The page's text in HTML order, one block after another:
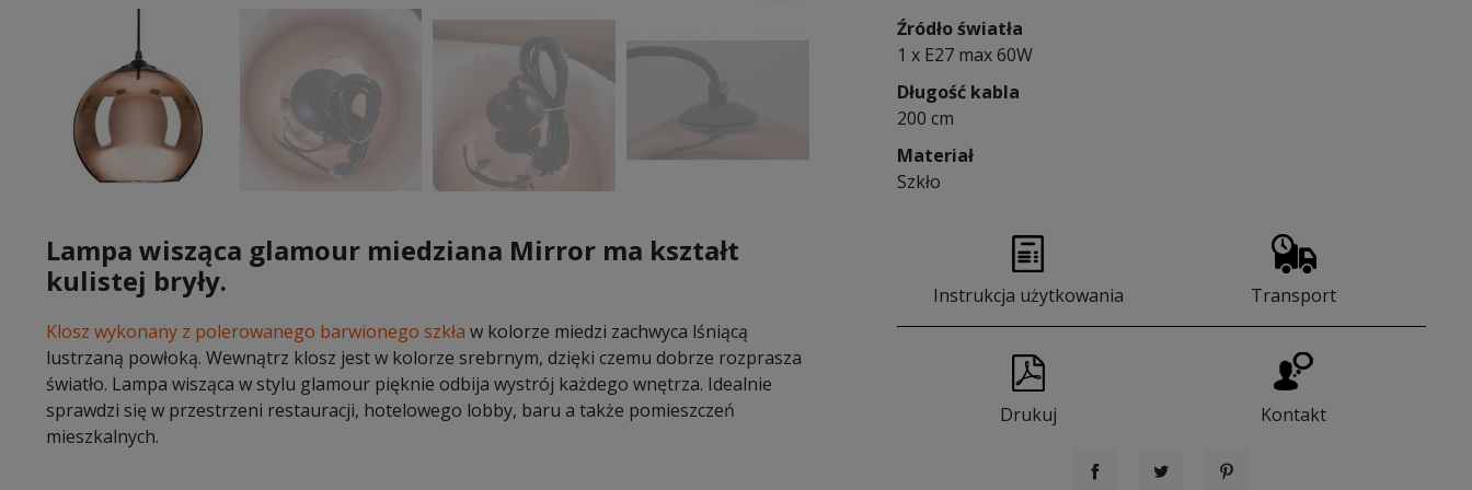
Lampa wisząca glamour miedziana Mirror ma kształt
kulistej bryły.
Klosz wykonany z polerowanego barwionego szkła w kolorze miedzi zachwyca lśniącą
lustrzaną powłoką. Wewnątrz klosz jest w kolorze srebrnym, dzięki czemu dobrze rozprasza
światło. Lampa wisząca w stylu glamour pięknie odbija wystrój każdego wnętrza. Idealnie
sprawdzi się w przestrzeni restauracji, hotelowego lobby, baru a także pomieszczeń
mieszkalnych.
Źródło światła
1 x E27 max 60W
Długość kabla
200 cm
Materiał
Szkło
Instrukcja użytkowania Transport
Drukuj Kontakt